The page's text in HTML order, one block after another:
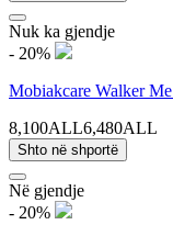
Nuk ka gjendje
- 20%
Mobiakcare Walker
8,100ALL6,480ALL
Shto në shportë
Në gjendje
- 20%